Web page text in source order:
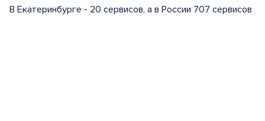
В Екатеринбурге - 20 сервисов, а в России 707 сервисов